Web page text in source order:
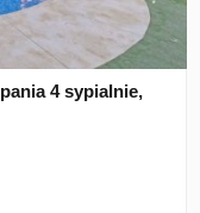
4 sypialnie,